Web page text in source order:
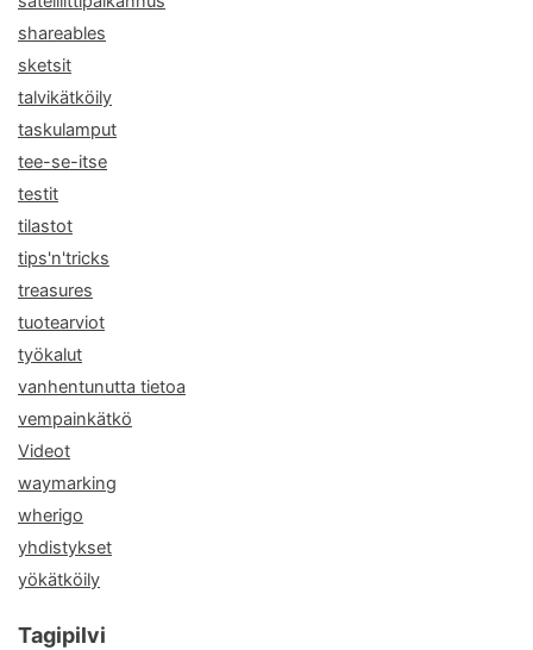
shareables
sketsit
talvikätköily
taskulamput
tee-se-itse
testit
tilastot
tips'n'tricks
treasures
tuotearviot
työkalut
vanhentunutta tietoa
vempainkätkö
Videot
waymarking
wherigo
yhdistykset
yökätköily
Tagipilvi